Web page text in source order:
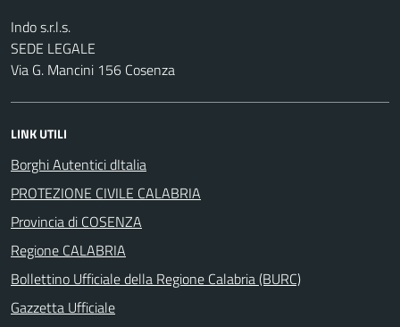
Indo s.r.l.s.
SEDE LEGALE
Via G. Mancini 156 Cosenza
LINK UTILI
Borghi Autentici dItalia
PROTEZIONE CIVILE CALABRIA
Provincia di COSENZA
Regione CALABRIA
Bollettino Ufficiale della Regione Calabria (BURC)
Gazzetta Ufficiale